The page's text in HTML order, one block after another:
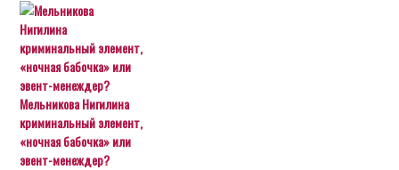
Мельникова Нигилина
криминальный элемент,
«ночная бабочка» или
эвент-менеждер?